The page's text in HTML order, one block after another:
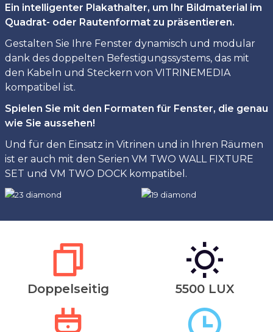
Ein intelligenter Plakathalter, um Ihr Bildmaterial im
Quadrat- oder Rautenformat zu präsentieren.
Gestalten Sie Ihre Fenster dynamisch und modular
dank des doppelten Befestigungssystems, das mit
den Kabeln und Steckern von VITRINEMEDIA
kompatibel ist.
Spielen Sie mit den Formaten für Fenster, die genau
wie Sie aussehen!
Und für den Einsatz in Vitrinen und in Ihren Räumen
ist er auch mit den Serien VM TWO WALL FIXTURE
SET und VM TWO DOCK kompatibel.
Doppelseitig 5500 LUX